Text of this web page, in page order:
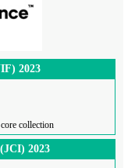
2023
collection
2023